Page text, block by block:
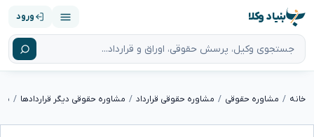
بنیاد وکلا ورود
خانه مشاوره حقوقی مشاوره حقوقی قرارداد مشاوره حقوقی دیگر قراردادها